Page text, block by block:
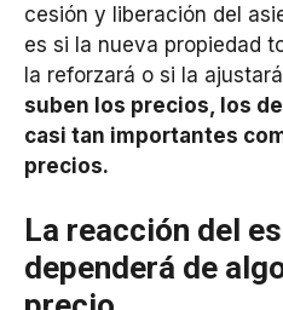
cesión y liberación del
es si la nueva propiedad
la reforzará o si la
suben los precios, los
casi tan importantes
precios.
La reacción del
dependerá de